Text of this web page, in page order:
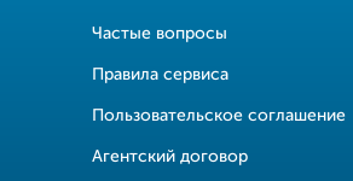
Частые вопросы
Правила сервиса
Пользовательское соглашение
Агентский договор